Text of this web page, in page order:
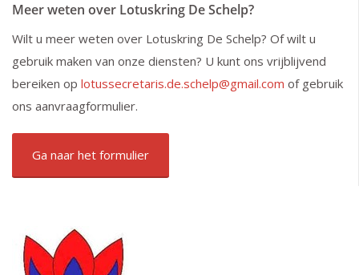
Meer weten over Lotuskring De Schelp?
Wilt u meer weten over Lotuskring De Schelp? Of wilt u
gebruik maken van onze diensten? U kunt ons vrijblijvend
bereiken op lotussecretaris.de.schelp@gmail.com of gebruik
ons aanvraagformulier.
Ga naar het formulier